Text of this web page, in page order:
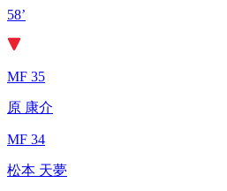
58’
MF 35
原 康介
MF 34
松本 天夢